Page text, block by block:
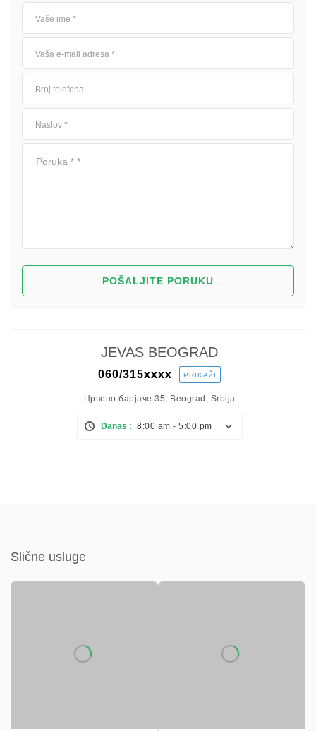
JEVAS BEOGRAD
060/315xxxx PRIKAŽI
Црвено барјаче 35, Beograd, Srbija
Danas : 8:00 am - 5:00 pm
Slične usluge